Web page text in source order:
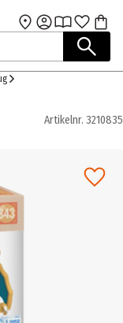
Artikelnr. 3210835